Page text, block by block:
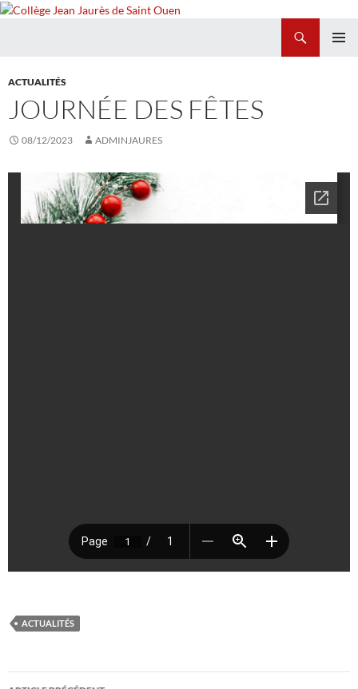
CONTENU
ACTUALITÉS
JOURNÉE DES FÊTES
08/12/2023 ADMINJAURES
ACTUALITÉS